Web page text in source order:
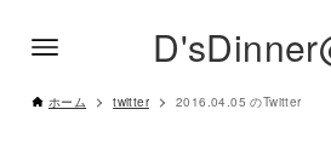
ホーム twitter 2016.04.05 のTwitter